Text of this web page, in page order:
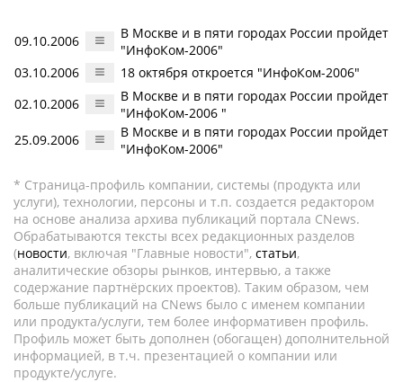
09.10.2006
В Москве и в пяти городах России пройдет
"ИнфоКом-2006"
03.10.2006
18 октября откроется "ИнфоКом-2006"
02.10.2006
В Москве и в пяти городах России пройдет
"ИнфоКом-2006 "
25.09.2006
В Москве и в пяти городах России пройдет
"ИнфоКом-2006"
* Страница-профиль компании, системы (продукта или
услуги), технологии, персоны и т.п. создается редактором
на основе анализа архива публикаций портала CNews.
Обрабатываются тексты всех редакционных разделов
(новости, включая "Главные новости", статьи,
аналитические обзоры рынков, интервью, а также
содержание партнёрских проектов). Таким образом, чем
больше публикаций на CNews было с именем компании
или продукта/услуги, тем более информативен профиль.
Профиль может быть дополнен (обогащен) дополнительной
информацией, в т.ч. презентацией о компании или
продукте/услуге.